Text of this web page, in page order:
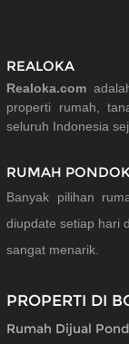
REALOKA
Realoka.com
properti rumah,
seluruh Indonesia
RUMAH
Banyak pilihan
diupdate setiap hari
sangat menarik.
PROPERTI DI
Rumah Dijual